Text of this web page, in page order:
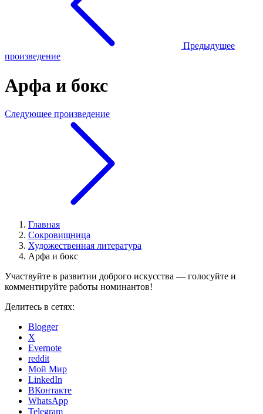
Предыдущее
произведение
Арфа и бокс
Следующее произведение
Главная
Сокровищница
Художественная литература
Арфа и бокс
Участвуйте в развитии доброго искусства — голосуйте и
комментируйте работы номинантов!
Делитесь в сетях:
Blogger
X
Evernote
reddit
Мой Мир
LinkedIn
ВКонтакте
WhatsApp
Telegram